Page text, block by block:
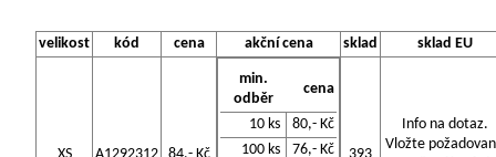
velikost kód cena akční cena sklad sklad EU
min.
odběr
cena
10 ks
80,- Kč
100 ks
76,- Kč
Info na dotaz.
Vložte